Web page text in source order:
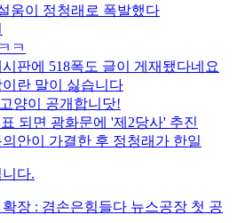
움이 정청래로 폭발했다
ㅋ
판에 518폭도 글이 게재됐다네요
란 말이 싫습니다
양이 공개합니닷!
되면 광화문에 '제2당사' 추진
안이 가결한 후 정청래가 한일
다.
장 : 겸손은힘들다 뉴스공장 첫 공